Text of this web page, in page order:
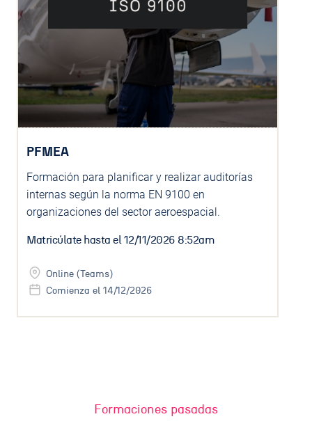
PFMEA
Formación para planificar y realizar auditorías
internas según la norma EN 9100 en
organizaciones del sector aeroespacial.
Matricúlate hasta el 12/11/2026 8:52am
Online (Teams)
Comienza el 14/12/2026
Formaciones pasadas